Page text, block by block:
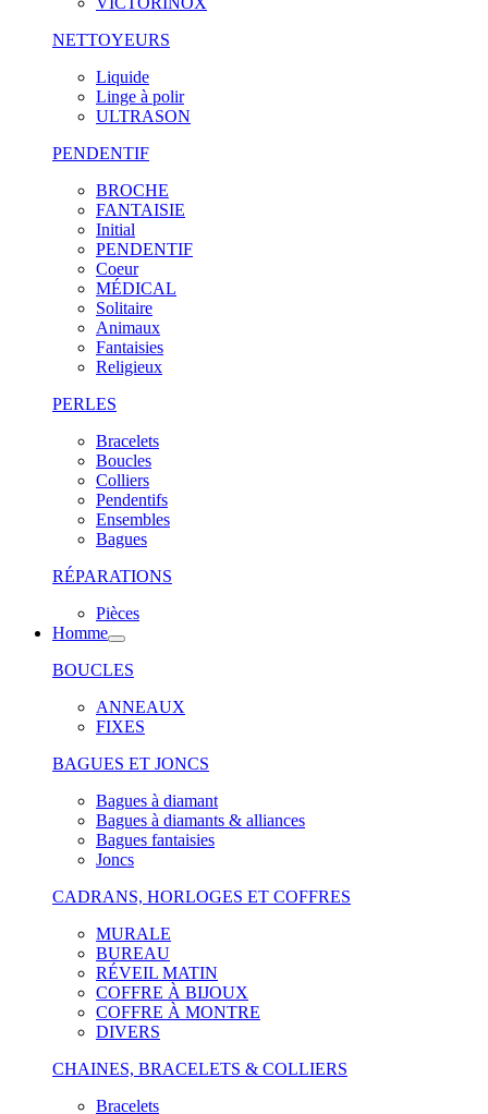
NETTOYEURS
Liquide
Linge à polir
ULTRASON
PENDENTIF
BROCHE
FANTAISIE
Initial
PENDENTIF
Coeur
MÉDICAL
Solitaire
Animaux
Fantaisies
Religieux
PERLES
Bracelets
Boucles
Colliers
Pendentifs
Ensembles
Bagues
RÉPARATIONS
Pièces
Homme
BOUCLES
ANNEAUX
FIXES
BAGUES ET JONCS
Bagues à diamant
Bagues à diamants & alliances
Bagues fantaisies
Joncs
CADRANS, HORLOGES ET COFFRES
MURALE
BUREAU
RÉVEIL MATIN
COFFRE À BIJOUX
COFFRE À MONTRE
DIVERS
CHAINES, BRACELETS & COLLIERS
Bracelets